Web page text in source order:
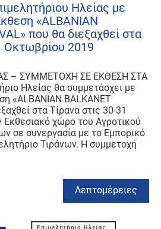
Ηλείας με
«ALBANIAN
που θα διεξαχθεί στα
Οκτωβρίου 2019
– ΣΥΜΜΕΤΟΧΗ ΣΕ ΕΚΘΕΣΗ ΣΤΑ
Ηλείας θα συμμετάσχει με
«ALBANIAN BALKANET
στα Τίρανα στις 30-31
χώρο του Αγροτικού
σε συνεργασία με το Εμπορικό
Τιράνων. Η συμμετοχή
Λεπτομέρειες